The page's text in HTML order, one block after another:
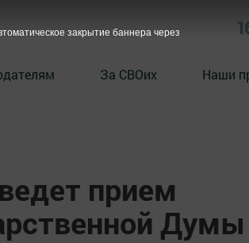
За СВОих Наши
прием
Думы
закрытие баннера через